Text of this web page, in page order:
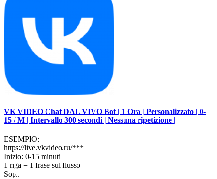
VK VIDEO Chat DAL VIVO Bot | 1 Ora | Personalizzato | 0-
15 / M | Intervallo 300 secondi | Nessuna ripetizione |
ESEMPIO:
https://live.vkvideo.ru/***
Inizio: 0-15 minuti
1 riga = 1 frase sul flusso
Sop..